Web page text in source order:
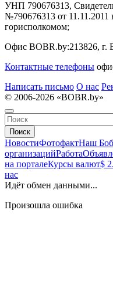
УНП 790676313,
№790676313 от
горисполкомом;
Офис BOBR.by:213826, г.
Контактные телефоны
Написать письмо О нас
© 2006-2026 «BOBR.by»
Поиск
НовостиФотофактНаш
организацийРабота
на порталеКурсы валют$
нас
Идёт обмен данными...
Произошла ошибка